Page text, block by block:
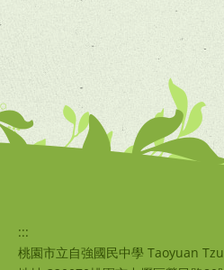
:::
桃園市立自強國民中學 Taoyuan